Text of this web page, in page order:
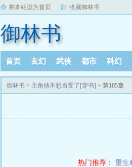
将本站设为首页 收藏御林书
御林书
首页 玄幻 武侠 都市 科幻
御林书 > 主角他不想当受了[穿书] > 第105章
热门推荐： 重生